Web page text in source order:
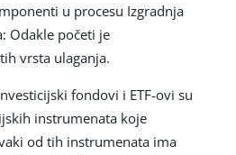
u procesu Izgradnja
Odakle početi je
vrsta ulaganja.
fondovi i ETF-ovi su
instrumenata koje
od tih instrumenata ima